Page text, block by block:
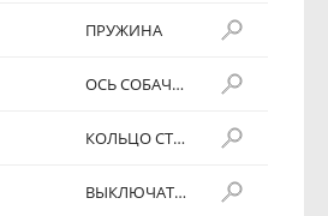
ПРУЖИНА
ОСЬ СОБАЧКИ
КОЛЬЦО СТОПОРНОЕ
ВЫКЛЮЧАТЕЛЬ МЕХАНИЗМА ПАРКОВКИ